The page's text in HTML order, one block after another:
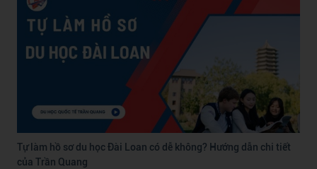
Tự làm hồ sơ du học Đài Loan có dễ không? Hướng dẫn chi tiết
của Trần Quang